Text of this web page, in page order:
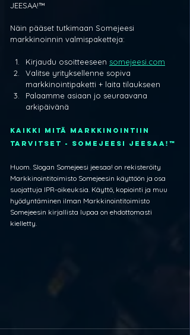
JEESAA!™
Näin pääset tutkimaan Somejeesi
markkinoinnin valmispaketteja:
Kirjaudu osoitteeseen somejeesi.com
Valitse yrityksellenne sopiva
markkinointipaketti + laita tilaukseen
Palaamme asiaan jo seuraavana
arkipäivänä
Kaikki mitä markkinointiin
tarvitset - SOMEJEESI JEESAA!™
Huom. Slogan Somejeesi jeesaa! on rekisteröity
Markkinointitoimisto Somejeesin käyttöön ja osa
suojattuja IPR-oikeuksia. Käyttö, kopiointi ja muu
hyödyntäminen ilman Markkinointitoimisto
Somejeesin kirjallista lupaa on ehdottomasti
kielletty.